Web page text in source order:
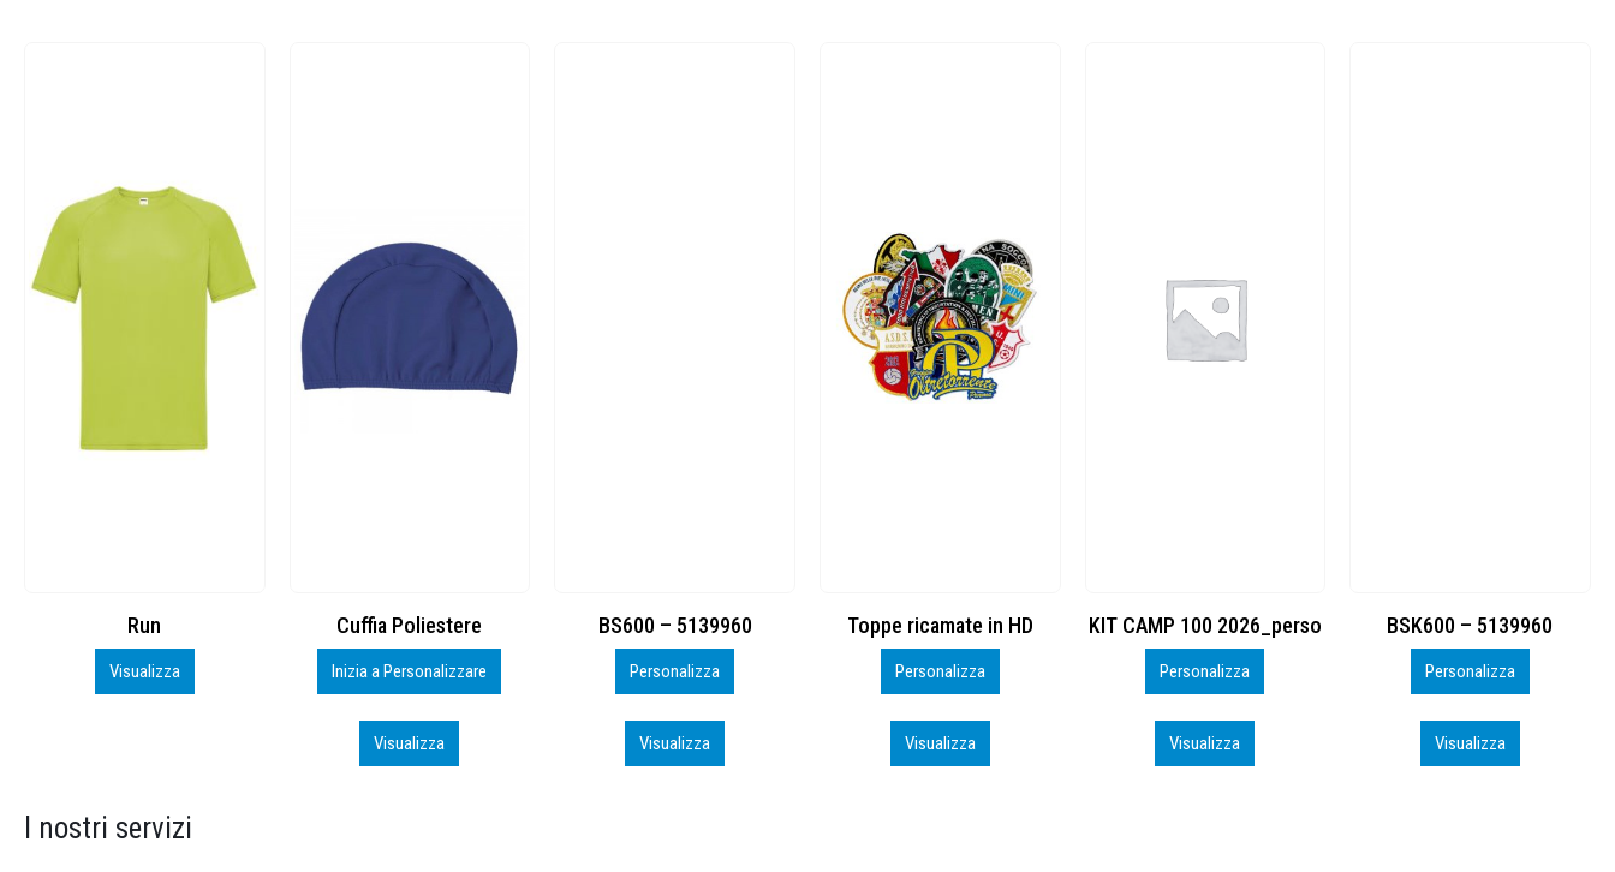
Cuffia Poliestere
Inizia a Personalizzare
BS600 – 5139960
Personalizza
Visualizza
Toppe ricamate in HD
Personalizza
Visualizza
KIT CAMP 100 2026_perso
Personalizza
Visualizza
BSK600 – 5139960
Personalizza
Visualizza
DTF
Personalizza
Visualizza
I nostri servizi